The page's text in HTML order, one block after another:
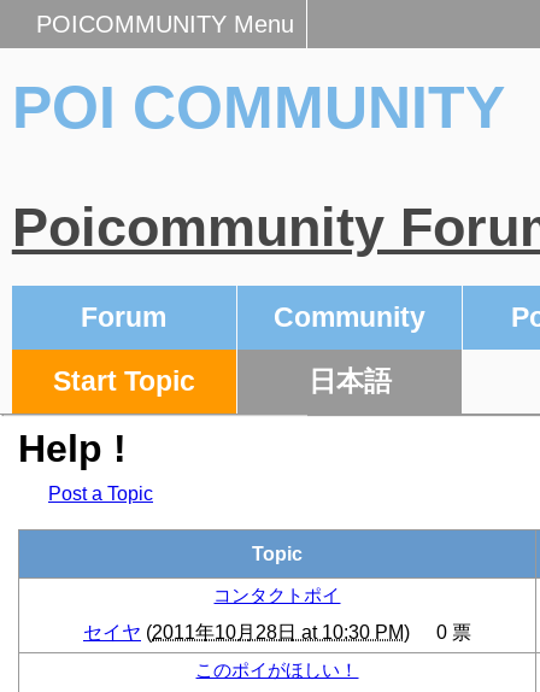
POICOMMUNITY Menu
POI COMMUNITY
Poicommunity
Forum Community
Start Topic 日本語
Help !
Post a Topic
Topic
コンタクトポイ
セイヤ (2011年10月28日 at 10:30 PM) 0 票
このポイがほしい！